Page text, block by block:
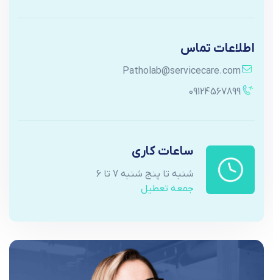
اطلاعات تماس
Patholab@servicecare.com
09124567899
ساعات کاری
شنبه تا پنج شنبه 7 تا 6
جمعه تعطیل